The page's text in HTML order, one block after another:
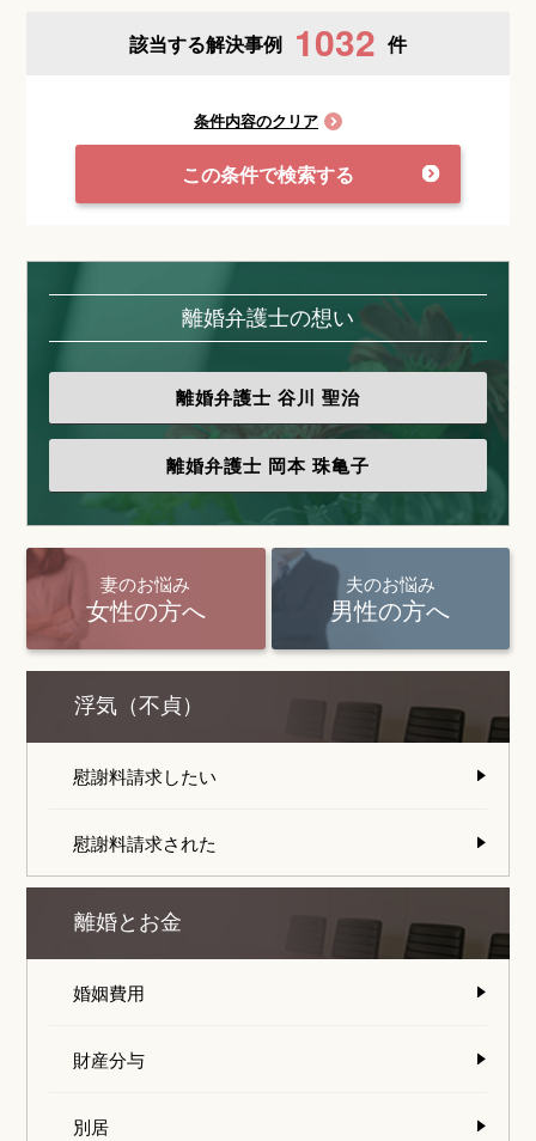
該当する解決事例 1032 件
条件内容のクリア
この条件で検索する
離婚弁護士の想い
離婚弁護士 谷川 聖治
離婚弁護士 岡本 珠亀子
妻のお悩み
女性の方へ
夫のお悩み
男性の方へ
浮気（不貞）
慰謝料請求したい
慰謝料請求された
離婚とお金
婚姻費用
財産分与
別居